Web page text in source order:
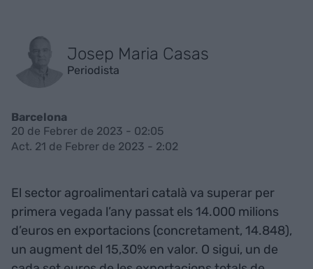
Josep Maria Casas
Periodista
Barcelona
20 de Febrer de 2023 - 02:05
Act. 21 de Febrer de 2023 - 2:02
El sector agroalimentari català va superar per
primera vegada l’any passat els 14.000 milions
d’euros en exportacions (concretament, 14.848),
un augment del 15,30% en valor. O sigui, un de